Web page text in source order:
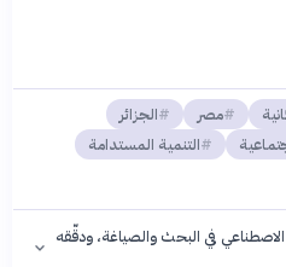
مصر
الجزائر
التنمية المستدامة
في البحث والصياغة، ودقّقه